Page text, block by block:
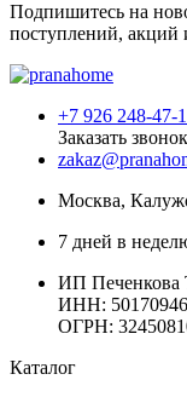
Подпишитесь на
поступлений, акций
+7 926 248-47-
Заказать звонок
Москва,
7 дней в
ИП Печенкова
ИНН:
ОГРН:
Каталог